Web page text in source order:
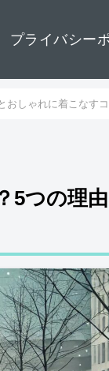
プライバシー
おしゃれに着こなす
5つの理